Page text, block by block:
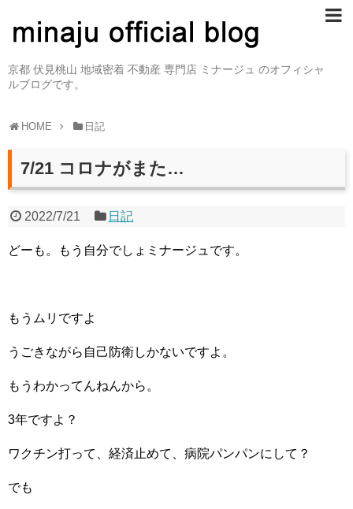
京都 伏見桃山 地域密着 不動産 専門店 ミナージュ のオフィシャ
ルブログです。
HOME 日記
7/21 コロナがまた…
2022/7/21 日記
どーも。もう自分でしょミナージュです。
もうムリですよ
うごきながら自己防衛しかないですよ。
もうわかってんねんから。
3年ですよ？
ワクチン打って、経済止めて、病院パンパンにして？
でも